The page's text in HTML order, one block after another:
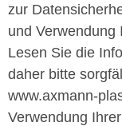
zur
und Verwendung
Lesen Sie die
daher bitte
www.axmann-
Verwendung